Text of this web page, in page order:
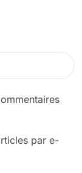
par e-